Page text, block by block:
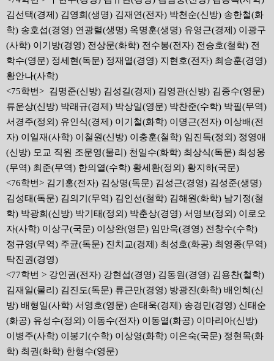
김선택(경제) 김영희(생명) 김재연(전자) 박천순(신방) 송한철(화
학) 송호섭(경영) 연광렬(생명) 옥명훈(생명) 유영근(경제) 이광구
(사학) 이기방(경영) 전상문(화학) 전수봉(전자) 전승호(철학) 전
학수(영문) 정세현(독문) 정재열(경영) 지현호(전자) 최승훈(경영)
황안나(사학)
<75학번> 김명준(신방) 김성길(경제) 김영관(신방) 김종수(영문)
류운상(신방) 박래규(경제) 박상일(영문) 박찬준(수학) 박필(무역)
서경주(정외) 유인식(경제) 이기철(화학) 이명근(전자) 이상배(전
자) 이일재(사학) 이철원(신방) 이충훈(철학) 임진독(정외) 정영애
(신방) 모교 직원 조문영(물리) 천일수(화학) 최상식(독문) 최성웅
(무역) 최준(무역) 한의열(수학) 황세환(정외) 황지하(국문)
<76학번> 김기홍(전자) 김상명(독문) 김성근(경영) 김성준(생명)
김성태(독문) 김의기(무역) 김인선(철학) 김해원(화학) 남기정(철
학) 박광희(신방) 박기태(정외) 박춘상(경영) 서영보(정외) 이로오
자(사학) 이상구(국문) 이상완(영문) 임만욱(경영) 전창수(수학)
정규영(무역) 주균(독문) 진치교(경제) 최성호(화공) 최영종(무역)
탁진권(경영)
<77학번 > 강인권(전자) 강현섭(경영) 김동원(경영) 김용찬(철학)
김재일(물리) 김진도(독문) 류근만(경영) 방광진(화학) 배인혜(신
방) 배형일(사학) 서영호(영문) 손태욱(경제) 송경민(경영) 신태순
(화공) 유성수(정외) 이동수(전자) 이동열(화공) 이마리아(신방)
이병주(사학) 이봉기(수학) 이상영(화학) 이은숙(국문) 정현목(화
학) 최권(화학) 한형수(영문)